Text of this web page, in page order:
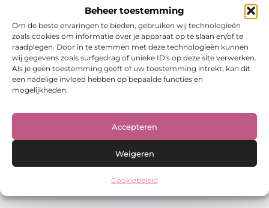
Beheer toestemming
Om de beste ervaringen te bieden, gebruiken wij technologieën
zoals cookies om informatie over je apparaat op te slaan en/of te
raadplegen. Door in te stemmen met deze technologieën kunnen
wij gegevens zoals surfgedrag of unieke ID's op deze site verwerken.
Als je geen toestemming geeft of uw toestemming intrekt, kan dit
een nadelige invloed hebben op bepaalde functies en
mogelijkheden.
Accepteren
Weigeren
Cookiebeleid
De ultieme gids voor een transportbedrijf
In de dynamische wereld van transport en logistiek
speelt een Transportbedrijf in Wijchen
(Logistiekbedrijf) een cruciale rol. Of je nu een lokale
Winkelen